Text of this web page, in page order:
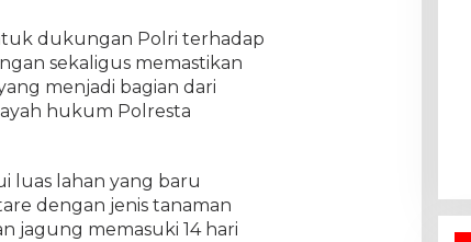
dukungan Polri terhadap
sekaligus memastikan
menjadi bagian dari
hukum Polresta
luas lahan yang baru
dengan jenis tanaman
jagung memasuki 14 hari